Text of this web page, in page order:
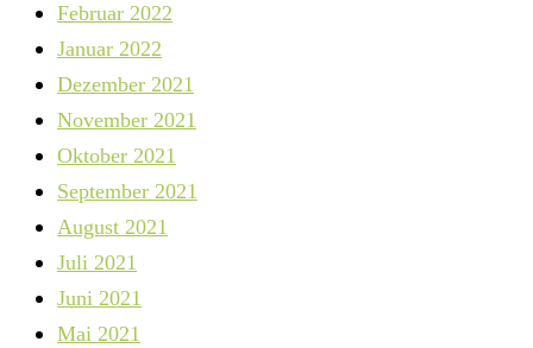
Februar 2022
Januar 2022
Dezember 2021
November 2021
Oktober 2021
September 2021
August 2021
Juli 2021
Juni 2021
Mai 2021